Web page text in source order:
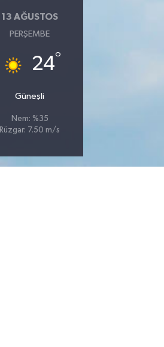
13 AĞUSTOS
PERŞEMBE
24°
Güneşli
Nem: %35
Rüzgar: 7.50 m/s